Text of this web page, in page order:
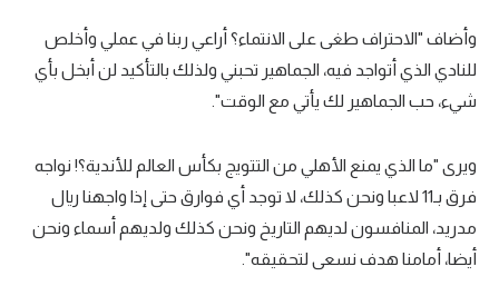
وأضاف "الاحتراف طغى على الانتماء؟ أراعي ربنا في عملي وأخلص
للنادي الذي أتواجد فيه، الجماهير تحبني ولذلك بالتأكيد لن أبخل بأي
شيء، حب الجماهير لك يأتي مع الوقت".
ويرى "ما الذي يمنع الأهلي من التتويج بكأس العالم للأندية؟! نواجه
فرق بـ11 لاعبا ونحن كذلك، لا توجد أي فوارق حتى إذا واجهنا ريال
مدريد، المنافسون لديهم التاريخ ونحن كذلك ولديهم أسماء ونحن
أيضا، أمامنا هدف نسعى لتحقيقه".